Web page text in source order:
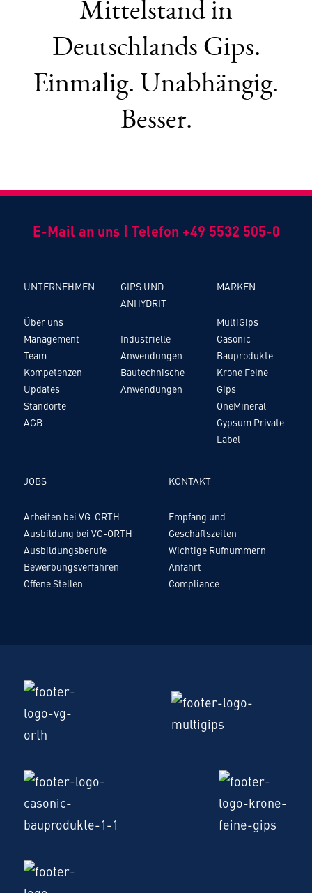
Mittelstand in
Deutschlands Gips.
Einmalig. Unabhängig.
Besser.
E-Mail an uns| Telefon +49 5532 505-0
UNTERNEHMEN
Über uns
Management
Team
Kompetenzen
Updates
Standorte
AGB
GIPS UND
ANHYDRIT
Industrielle
Anwendungen
Bautechnische
Anwendungen
MARKEN
MultiGips
Casonic
Bauprodukte
Krone Feine
Gips
OneMineral
Gypsum Private
Label
JOBS
Arbeiten bei VG-ORTH
Ausbildung bei VG-ORTH
Ausbildungsberufe
Bewerbungsverfahren
Offene Stellen
KONTAKT
Empfang und
Geschäftszeiten
Wichtige Rufnummern
Anfahrt
Compliance